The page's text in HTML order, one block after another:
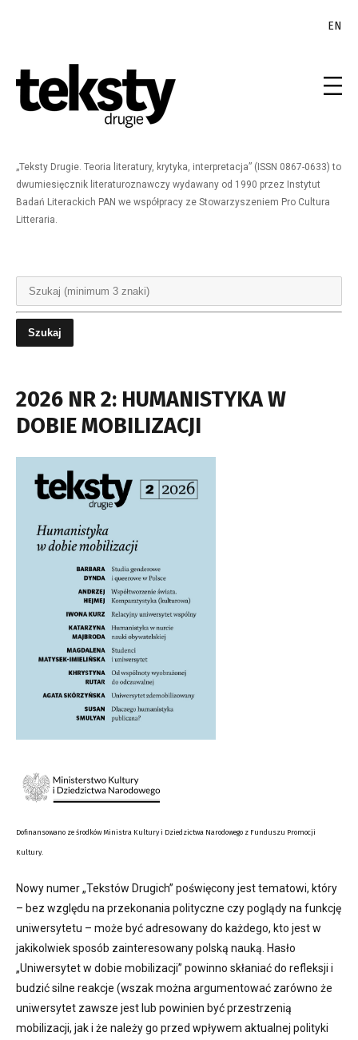
EN
„Teksty Drugie. Teoria literatury, krytyka, interpretacja” (ISSN 0867-0633) to
dwumiesięcznik literaturoznawczy wydawany od 1990 przez Instytut
Badań Literackich PAN we współpracy ze Stowarzyszeniem Pro Cultura
Litteraria.
2026 NR 2: HUMANISTYKA W
DOBIE MOBILIZACJI
Dofinansowano ze środków Ministra Kultury i Dziedzictwa Narodowego z Funduszu Promocji
Kultury.
Nowy numer „Tekstów Drugich” poświęcony jest tematowi, który
– bez względu na przekonania polityczne czy poglądy na funkcję
uniwersytetu – może być adresowany do każdego, kto jest w
jakikolwiek sposób zainteresowany polską nauką. Hasło
„Uniwersytet w dobie mobilizacji” powinno skłaniać do refleksji i
budzić silne reakcje (wszak można argumentować zarówno że
uniwersytet zawsze jest lub powinien być przestrzenią
mobilizacji, jak i że należy go przed wpływem aktualnej polityki